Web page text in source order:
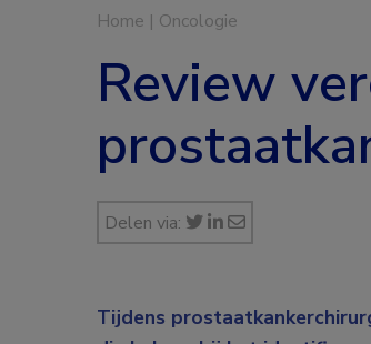
Home | Oncologie
Review
Delen via:
Tijdens